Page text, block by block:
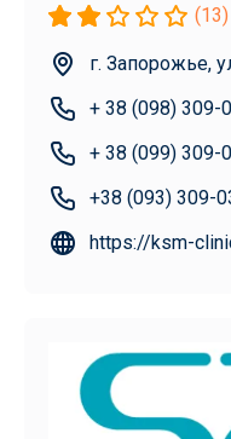
(13)
г. Запорожье,
+ 38 (098) 309-
+ 38 (099) 309-
+38 (093) 309-
https://ksm-